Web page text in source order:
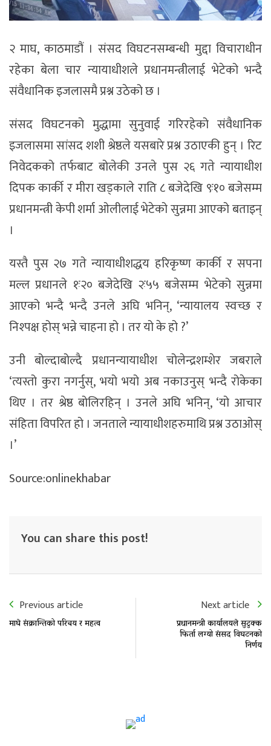
२ माघ, काठमाडौं । संसद विघटनसम्बन्धी मुद्दा विचाराधीन
रहेका बेला चार न्यायाधीशले प्रधानमन्त्रीलाई भेटेको भन्दै
संवैधानिक इजलासमै प्रश्न उठेको छ ।
संसद विघटनको मुद्धामा सुनुवाई गरिरहेको संवैधानिक
इजलासमा सांसद शशी श्रेष्ठले यसबारे प्रश्न उठाएकी हुन् । रिट
निवेदकको तर्फबाट बोलेकी उनले पुस २६ गते न्यायाधीश
दिपक कार्की र मीरा खड्काले राति ८ बजेदेखि ९ः१० बजेसम्म
प्रधानमन्त्री केपी शर्मा ओलीलाई भेटेको सुन्नमा आएको बताइन्
।
यस्तै पुस २७ गते न्यायाधीशद्धय हरिकृष्ण कार्की र सपना
मल्ल प्रधानले १ः२० बजेदेखि २ः५५ बजेसम्म भेटेको सुन्नमा
आएको भन्दै भन्दै उनले अघि भनिन्, ‘न्यायालय स्वच्छ र
निश्पक्ष होस् भन्ने चाहना हो । तर यो के हो ?’
उनी बोल्दाबोल्दै प्रधानन्यायाधीश चोलेन्द्रशम्शेर जबराले
‘त्यस्तो कुरा नगर्नुस्, भयो भयो अब नकाउनुस् भन्दै रोकेका
थिए । तर श्रेष्ठ बोलिरहिन् । उनले अघि भनिन्, ‘यो आचार
संहिता विपरित हो । जनताले न्यायाधीशहरुमाथि प्रश्न उठाओस्
।’
Source:onlinekhabar
You can share this post!
Previous article
माघे संक्रान्तिको परिचय र महत्व
Next article
प्रधानमन्त्री कार्यालयले सुटुक्क
फिर्ता लग्यो संसद विघटनको
निर्णय